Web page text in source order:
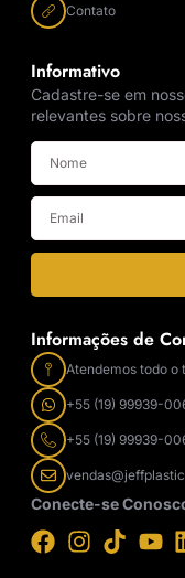
Contato
Informativo
Cadastre-se em
relevantes sobre
Informações de
Atendemos todo
+55 (19) 99939-
+55 (19) 99939-
Conecte-se